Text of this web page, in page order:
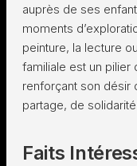
auprès de ses
moments
peinture, la lecture
familiale est un pilier
renforçant son désir
partage, de
Faits